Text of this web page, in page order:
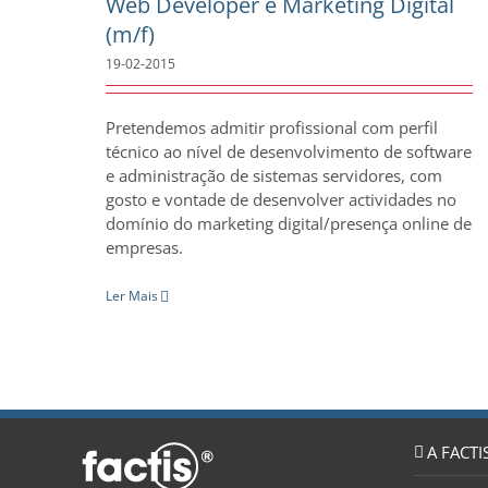
(m/f)
19-02-2015
Pretendemos admitir profissional com perfil
técnico ao nível de desenvolvimento de software
e administração de sistemas servidores, com
gosto e vontade de desenvolver actividades no
domínio do marketing digital/presença online de
empresas.
Ler Mais
A